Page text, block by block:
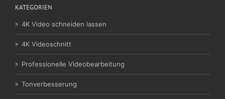
KATEGORIEN
4K Video schneiden lassen
4K Videoschnitt
Professionelle Videobearbeitung
Tonverbesserung